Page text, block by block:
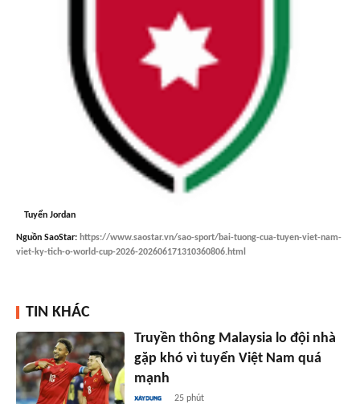
Tuyển Jordan
Nguồn SaoStar: https://www.saostar.vn/sao-sport/bai-tuong-cua-tuyen-viet-nam-
viet-ky-tich-o-world-cup-2026-202606171310360806.html
TIN KHÁC
Truyền thông Malaysia lo đội nhà
gặp khó vì tuyển Việt Nam quá
mạnh
25 phút